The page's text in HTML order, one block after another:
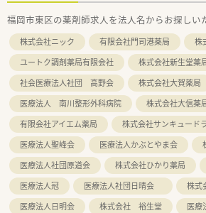
福岡市東区の薬剤師求人を法人名からお探しい
株式会社ニック 有限会社門司港薬局
株
ユートク調剤薬局有限会社
株式会社新生堂薬
社会医療法人社団 高野会
株式会社大賀薬局
医療法人 南川整形外科病院
株式会社大信薬
有限会社アイエム薬局
株式会社サンキュード
医療法人聖峰会
医療法人かぶとやま会
医療法人社団原道会
株式会社ひかり薬局
医療法人冠
医療法人社団日晴会
株式
医療法人日明会
株式会社 裕生堂
医療